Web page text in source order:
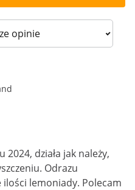
działa jak należy,
Odrazu
ilości lemoniady. Polecam